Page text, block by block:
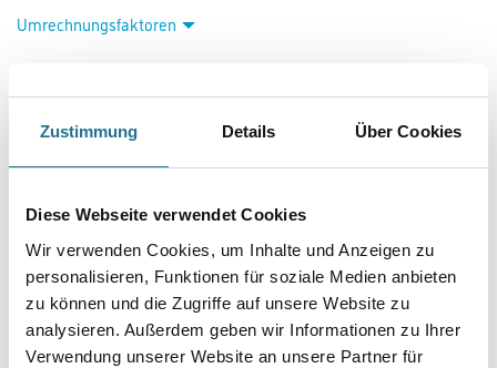
Zustimmung Details Über Cookies
Diese Webseite verwendet Cookies
Wir verwenden Cookies, um Inhalte und Anzeigen zu
personalisieren, Funktionen für soziale Medien anbieten
zu können und die Zugriffe auf unsere Website zu
analysieren. Außerdem geben wir Informationen zu Ihrer
Verwendung unserer Website an unsere Partner für
Umrechnungsfaktoren
PRODUKTEIGENSCHAFTEN
Produkteigenschaft
- Über 100 Motive für jeden Geschmack